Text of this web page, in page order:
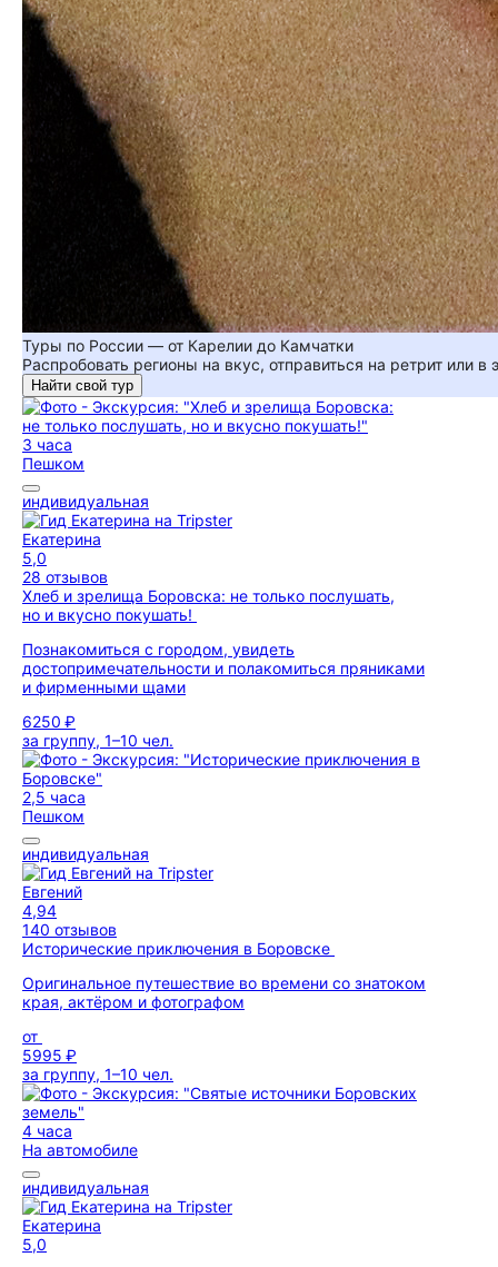
Туры по России — от Карелии до Камчатки
Распробовать регионы на вкус, отправиться на ретрит или в
Найти свой тур
3 часа
Пешком
индивидуальная
Екатерина
5,0
28 отзывов
Хлеб и зрелища Боровска: не только послушать,
но и вкусно покушать!
Познакомиться с городом, увидеть
достопримечательности и полакомиться пряниками
и фирменными щами
6250 ₽
за группу, 1–10 чел.
2,5 часа
Пешком
индивидуальная
Евгений
4,94
140 отзывов
Исторические приключения в Боровске
Оригинальное путешествие во времени со знатоком
края, актёром и фотографом
от
5995 ₽
за группу, 1–10 чел.
4 часа
На автомобиле
индивидуальная
Екатерина
5,0